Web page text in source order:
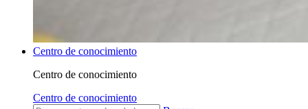
Centro de conocimiento
Centro de conocimiento
Centro de conocimiento